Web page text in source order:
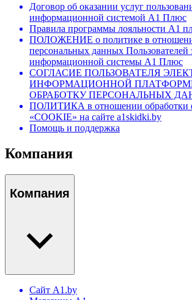
Договор об оказании услуг
информационной системой А1 Плюс
Правила программы лояльности А1
ПОЛОЖЕНИЕ о политике в
персональных данных Пользователей
информационной системы А1 Плюс
СОГЛАСИЕ ПОЛЬЗОВАТЕЛЯ
ИНФОРМАЦИОННОЙ
ОБРАБОТКУ ПЕРСОНАЛЬНЫХ
ПОЛИТИКА в отношении обработки
«COOKIE» на сайте a1skidki.by
Помощь и поддержка
Компания
Компания
Сайт A1.by